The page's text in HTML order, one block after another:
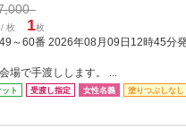
/ 枚 1枚
～60番 2026年08月09日12時45分
場で手渡しします。 ...
ト 受渡し指定 女性名義
塗りつぶしなし